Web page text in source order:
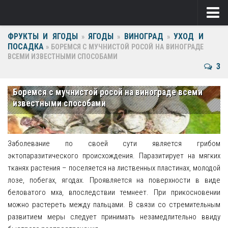
Ягоды
Виноград
Крыжовник
Малина
Фрукты
Груша
Ежевика
Слива
ФРУКТЫ И ЯГОДЫ » ЯГОДЫ » ВИНОГРАД » УХОД И
ПОСАДКА » БОРЕМСЯ С МУЧНИСТОЙ РОСОЙ НА ВИНОГРАДЕ
ВСЕМИ ИЗВЕСТНЫМИ СПОСОБАМИ
3
Боремся с мучнистой росой на винограде всеми
известными способами
Заболевание по своей сути является грибом
эктопаразитического происхождения. Паразитирует на мягких
тканях растения – поселяется на лиственных пластинах, молодой
лозе, побегах, ягодах. Проявляется на поверхности в виде
беловатого мха, впоследствии темнеет. При прикосновении
можно растереть между пальцами. В связи со стремительным
развитием меры следует принимать незамедлительно ввиду